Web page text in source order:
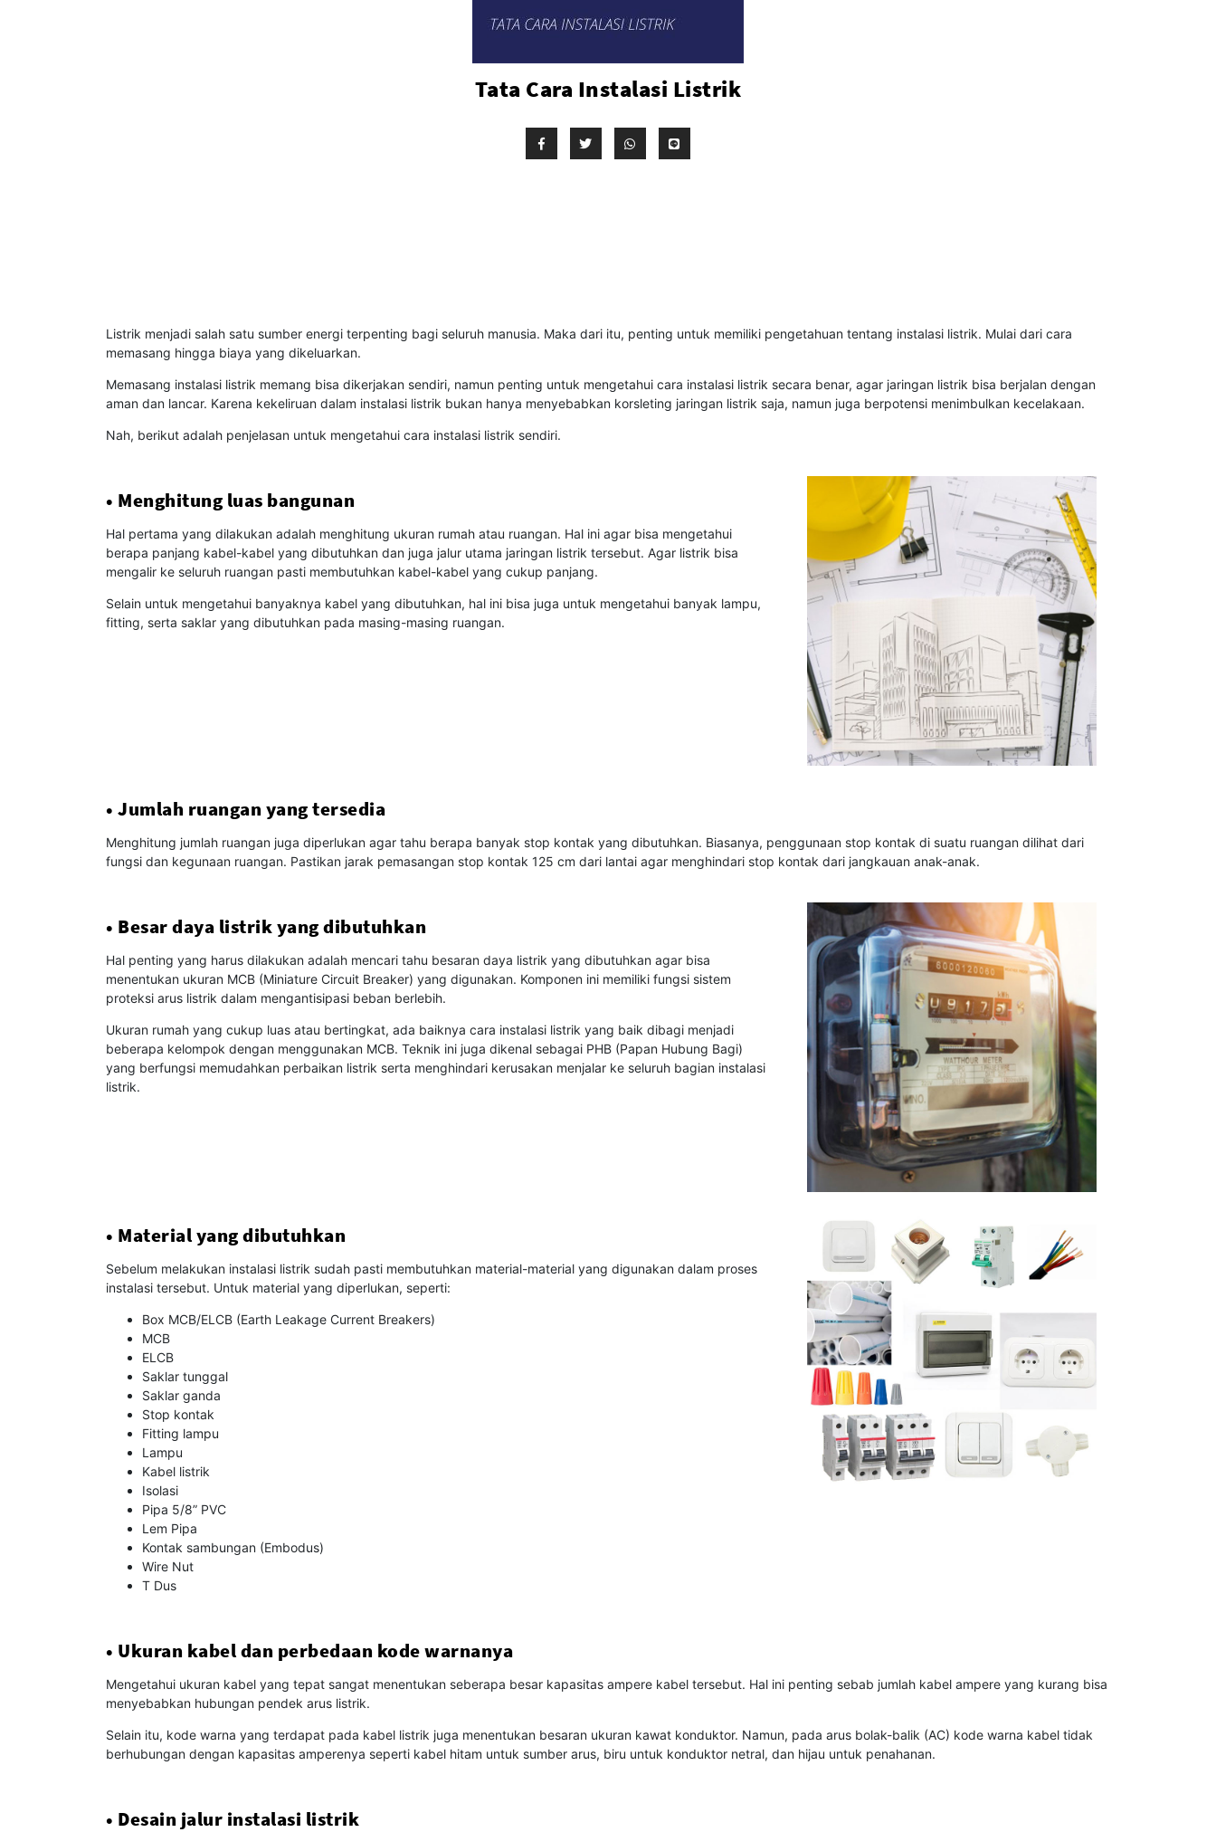
Tata Cara Instalasi Listrik
Listrik menjadi salah satu sumber energi terpenting bagi seluruh manusia. Maka dari itu, penting untuk memiliki pengetahuan tentang instalasi listrik. Mulai dari cara
memasang hingga biaya yang dikeluarkan.
Memasang instalasi listrik memang bisa dikerjakan sendiri, namun penting untuk mengetahui cara instalasi listrik secara benar, agar jaringan listrik bisa berjalan dengan
aman dan lancar. Karena kekeliruan dalam instalasi listrik bukan hanya menyebabkan korsleting jaringan listrik saja, namun juga berpotensi menimbulkan kecelakaan.
Nah, berikut adalah penjelasan untuk mengetahui cara instalasi listrik sendiri.
• Menghitung luas bangunan
Hal pertama yang dilakukan adalah menghitung ukuran rumah atau ruangan. Hal ini agar bisa mengetahui
berapa panjang kabel-kabel yang dibutuhkan dan juga jalur utama jaringan listrik tersebut. Agar listrik bisa
mengalir ke seluruh ruangan pasti membutuhkan kabel-kabel yang cukup panjang.
Selain untuk mengetahui banyaknya kabel yang dibutuhkan, hal ini bisa juga untuk mengetahui banyak lampu,
fitting, serta saklar yang dibutuhkan pada masing-masing ruangan.
• Jumlah ruangan yang tersedia
Menghitung jumlah ruangan juga diperlukan agar tahu berapa banyak stop kontak yang dibutuhkan. Biasanya, penggunaan stop kontak di suatu ruangan dilihat dari
fungsi dan kegunaan ruangan. Pastikan jarak pemasangan stop kontak 125 cm dari lantai agar menghindari stop kontak dari jangkauan anak-anak.
• Besar daya listrik yang dibutuhkan
Hal penting yang harus dilakukan adalah mencari tahu besaran daya listrik yang dibutuhkan agar bisa
menentukan ukuran MCB (Miniature Circuit Breaker) yang digunakan. Komponen ini memiliki fungsi sistem
proteksi arus listrik dalam mengantisipasi beban berlebih.
Ukuran rumah yang cukup luas atau bertingkat, ada baiknya cara instalasi listrik yang baik dibagi menjadi
beberapa kelompok dengan menggunakan MCB. Teknik ini juga dikenal sebagai PHB (Papan Hubung Bagi)
yang berfungsi memudahkan perbaikan listrik serta menghindari kerusakan menjalar ke seluruh bagian instalasi
listrik.
• Material yang dibutuhkan
Sebelum melakukan instalasi listrik sudah pasti membutuhkan material-material yang digunakan dalam proses
instalasi tersebut. Untuk material yang diperlukan, seperti:
Box MCB/ELCB (Earth Leakage Current Breakers)
MCB
ELCB
Saklar tunggal
Saklar ganda
Stop kontak
Fitting lampu
Lampu
Kabel listrik
Isolasi
Pipa 5/8” PVC
Lem Pipa
Kontak sambungan (Embodus)
Wire Nut
T Dus
• Ukuran kabel dan perbedaan kode warnanya
Mengetahui ukuran kabel yang tepat sangat menentukan seberapa besar kapasitas ampere kabel tersebut. Hal ini penting sebab jumlah kabel ampere yang kurang bisa
menyebabkan hubungan pendek arus listrik.
Selain itu, kode warna yang terdapat pada kabel listrik juga menentukan besaran ukuran kawat konduktor. Namun, pada arus bolak-balik (AC) kode warna kabel tidak
berhubungan dengan kapasitas amperenya seperti kabel hitam untuk sumber arus, biru untuk konduktor netral, dan hijau untuk penahanan.
• Desain jalur instalasi listrik